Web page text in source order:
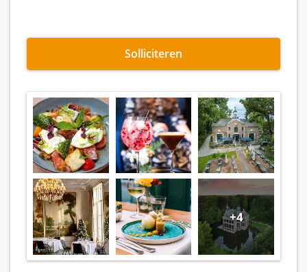
Solliciteren
+4